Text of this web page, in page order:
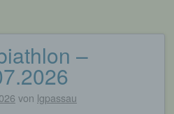
–
von lgpassau